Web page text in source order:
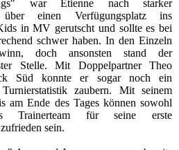
war Etienne nach starker
über einen Verfügungsplatz ins
in MV gerutscht und sollte es bei
schwer haben. In den Einzeln
doch ansonsten stand der
Stelle. Mit Doppelpartner Theo
Süd konnte er sogar noch ein
zaubern. Mit seinem
am Ende des Tages können sowohl
Trainerteam für seine erste
sein.